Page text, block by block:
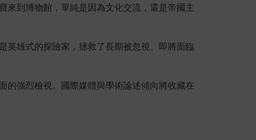
來到博物館，單純是因為文化交流，還是帝國主
英雄式的探險家，拯救了長期被忽視、即將面臨
的強烈檢視。國際媒體與學術論述傾向將收藏在